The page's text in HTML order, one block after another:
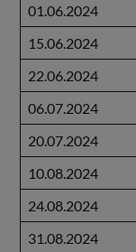
01.06.2024
15.06.2024
22.06.2024
06.07.2024
20.07.2024
10.08.2024
24.08.2024
31.08.2024